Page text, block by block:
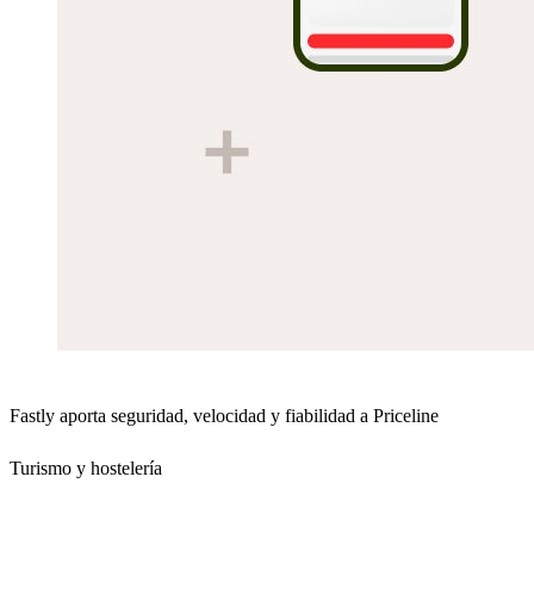
Fastly aporta seguridad, velocidad y fiabilidad a Priceline
Turismo y hostelería